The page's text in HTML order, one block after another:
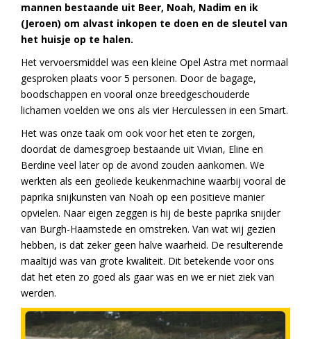
mannen bestaande uit Beer, Noah, Nadim en ik
(Jeroen) om alvast inkopen te doen en de sleutel van
het huisje op te halen.
Het vervoersmiddel was een kleine Opel Astra met normaal
gesproken plaats voor 5 personen. Door de bagage,
boodschappen en vooral onze breedgeschouderde
lichamen voelden we ons als vier Herculessen in een Smart.
Het was onze taak om ook voor het eten te zorgen,
doordat de damesgroep bestaande uit Vivian, Eline en
Berdine veel later op de avond zouden aankomen. We
werkten als een geoliede keukenmachine waarbij vooral de
paprika snijkunsten van Noah op een positieve manier
opvielen. Naar eigen zeggen is hij de beste paprika snijder
van Burgh-Haamstede en omstreken. Van wat wij gezien
hebben, is dat zeker geen halve waarheid. De resulterende
maaltijd was van grote kwaliteit. Dit betekende voor ons
dat het eten zo goed als gaar was en we er niet ziek van
werden.